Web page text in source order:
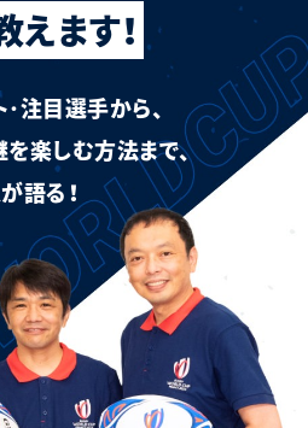
えます！
注目選手から、
を楽しむ方法まで、
語る！